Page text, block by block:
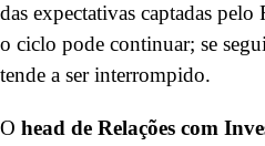
das expectativas captadas pelo
o ciclo pode continuar; se
tende a ser interrompido.
O head de Relações com